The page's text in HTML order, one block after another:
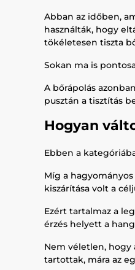
Abban az időben,
használták, hogy
tökéletesen tiszta
Sokan ma is
A bőrápolás
pusztán a tisztítás
Hogyan
Ebben a
Míg a
kiszárítása volt a
Ezért tartalmaz a
érzés helyett a
Nem véletlen,
tartottak, mára az